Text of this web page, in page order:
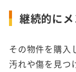
継続的に
その物件を購入
汚れや傷を見つ